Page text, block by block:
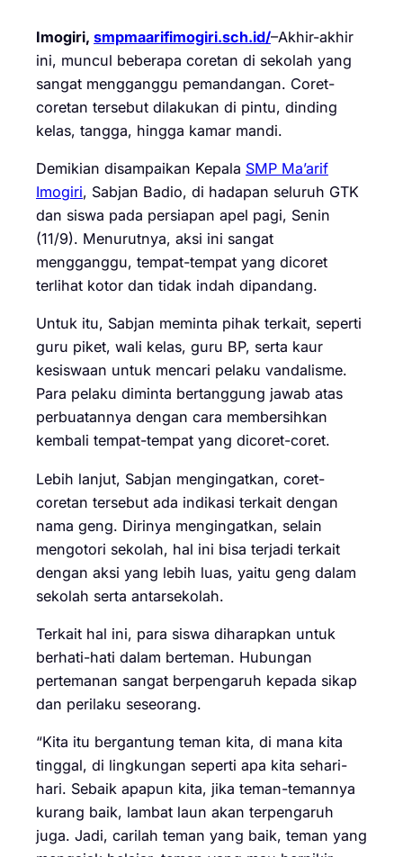
Imogiri, smpmaarifimogiri.sch.id/–Akhir-akhir
ini, muncul beberapa coretan di sekolah yang
sangat mengganggu pemandangan. Coret-
coretan tersebut dilakukan di pintu, dinding
kelas, tangga, hingga kamar mandi.
Demikian disampaikan Kepala SMP Ma’arif
Imogiri, Sabjan Badio, di hadapan seluruh GTK
dan siswa pada persiapan apel pagi, Senin
(11/9). Menurutnya, aksi ini sangat
mengganggu, tempat-tempat yang dicoret
terlihat kotor dan tidak indah dipandang.
Untuk itu, Sabjan meminta pihak terkait, seperti
guru piket, wali kelas, guru BP, serta kaur
kesiswaan untuk mencari pelaku vandalisme.
Para pelaku diminta bertanggung jawab atas
perbuatannya dengan cara membersihkan
kembali tempat-tempat yang dicoret-coret.
Lebih lanjut, Sabjan mengingatkan, coret-
coretan tersebut ada indikasi terkait dengan
nama geng. Dirinya mengingatkan, selain
mengotori sekolah, hal ini bisa terjadi terkait
dengan aksi yang lebih luas, yaitu geng dalam
sekolah serta antarsekolah.
Terkait hal ini, para siswa diharapkan untuk
berhati-hati dalam berteman. Hubungan
pertemanan sangat berpengaruh kepada sikap
dan perilaku seseorang.
“Kita itu bergantung teman kita, di mana kita
tinggal, di lingkungan seperti apa kita sehari-
hari. Sebaik apapun kita, jika teman-temannya
kurang baik, lambat laun akan terpengaruh
juga. Jadi, carilah teman yang baik, teman yang